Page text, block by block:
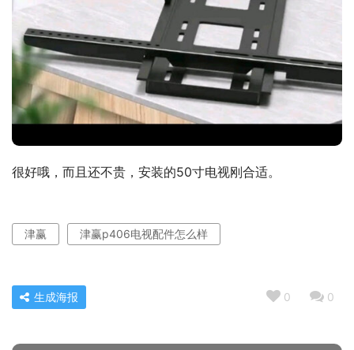
很好哦，而且还不贵，安装的50寸电视刚合适。
津赢 津赢p406电视配件怎么样
0 0
生成海报